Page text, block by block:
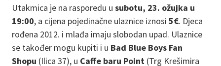
Utakmica je na rasporedu u subotu, 23. ožujka u
19:00, a cijena pojedinačne ulaznice iznosi 5€. Djeca
rođena 2012. i mlađa imaju slobodan upad. Ulaznice
se također mogu kupiti i u Bad Blue Boys Fan
Shopu (Ilica 37), u Caffe baru Point (Trg Krešimira